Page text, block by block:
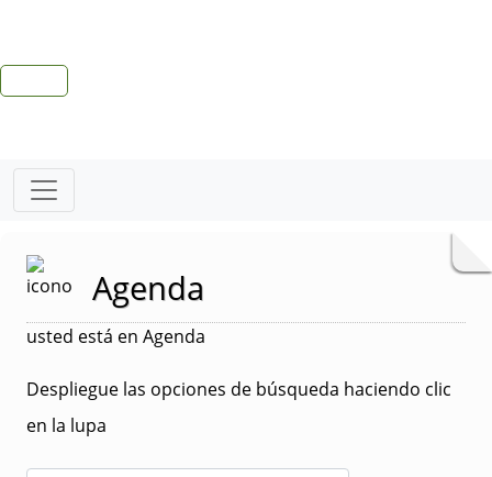
Agenda
usted está en Agenda
Despliegue las opciones de búsqueda haciendo clic
en la lupa